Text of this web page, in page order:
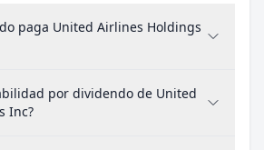
paga United Airlines Holdings
por dividendo de United
Inc?